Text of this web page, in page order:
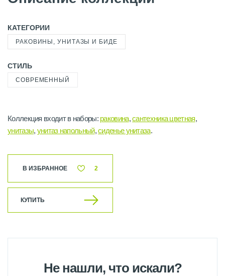
КАТЕГОРИИ
РАКОВИНЫ, УНИТАЗЫ И БИДЕ
СТИЛЬ
СОВРЕМЕННЫЙ
Коллекция входит в наборы: раковина,сантехника цветная,
унитазы, унитаз напольный,сиденье унитаза.
В ИЗБРАННОЕ 2
КУПИТЬ
Не нашли, что искали?